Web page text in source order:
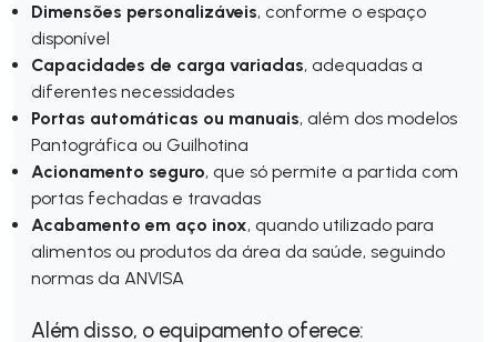
Dimensões personalizáveis, conforme o espaço
disponível
Capacidades de carga variadas, adequadas a
diferentes necessidades
Portas automáticas ou manuais, além dos modelos
Pantográfica ou Guilhotina
Acionamento seguro, que só permite a partida com
portas fechadas e travadas
Acabamento em aço inox, quando utilizado para
alimentos ou produtos da área da saúde, seguindo
normas da ANVISA
Além disso, o equipamento oferece: